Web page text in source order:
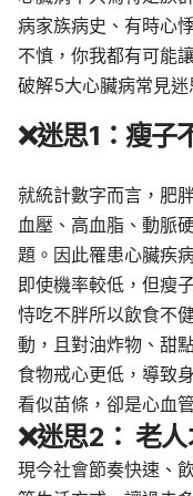
病家族病史、有時心
不慎，你我都有可能
破解5大心臟病常見迷
❌迷思1 ：瘦子
就統計數字而言，肥
血壓、高血脂、動脈
題。因此罹患心臟疾
即使機率較低，但瘦
恃吃不胖所以飲食不
動，且對油炸物、甜
食物戒心更低，導致
看似苗條，卻是心血
❌迷思2： 老
現今社會節奏快速、